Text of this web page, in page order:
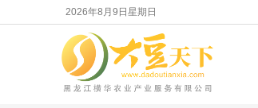
2026年8月9日星期日